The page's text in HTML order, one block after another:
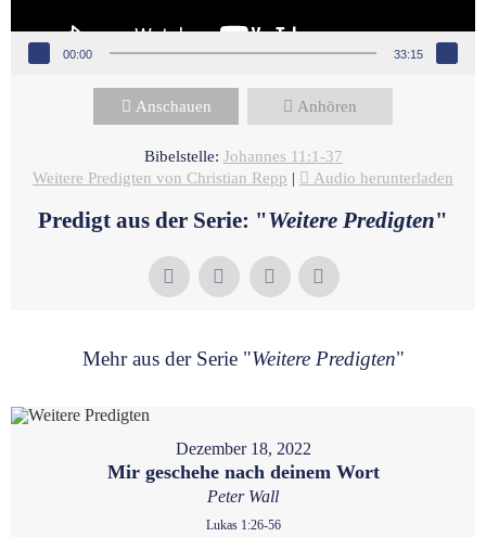
00:00 33:15
Anschauen Anhören
Bibelstelle: Johannes 11:1-37
Weitere Predigten von Christian Repp | Audio herunterladen
Predigt aus der Serie: "Weitere Predigten"
Mehr aus der Serie "Weitere Predigten"
Dezember 18, 2022
Mir geschehe nach deinem Wort
Peter Wall
Lukas 1:26-56